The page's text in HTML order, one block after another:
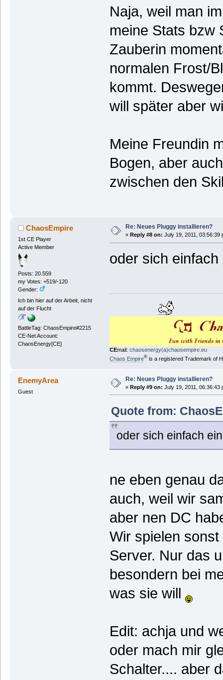
Naja, weil man
meine Stats bzw
Zauberin
normalen Frost/
kommt.
will später aber
Meine Freundin
Bogen, aber
zwischen den
ChaosEmpire
1st CE Player
Active Member
Posts: 20.559
my Votes: +519/-120
Gender:
Ich bin hier auf der Arbeit, nicht
auf der Flucht
BattleTag: ChaosEmpire#2215
CE-Net Account:
ChaosEnergy[CE]
Re: Neues Pluggy installieren?
« Reply #8 on: July 19, 2011, 03:56:39
oder sich
CEmail: chaosenergy(a)chaosempire.eu
Chaos Empire®is a registered Trademark of
EnemyArea
Guest
Re: Neues Pluggy installieren?
« Reply #9 on: July 19, 2011, 06:36:43
Quote from:
oder sich einfach
ne eben genau
auch, weil wir
aber nen DC
Wir spielen
Server. Nur das
besondern bei
was sie will
Edit: achja und
oder mach mir
Schalter.... aber